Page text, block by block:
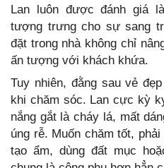
Lan luôn được đánh giá
tượng trưng cho sự sang
đặt trong nhà không chỉ
ấn tượng với khách khứa.
Tuy nhiên, đằng sau vẻ
khi chăm sóc. Lan cực kỳ
nắng gắt là cháy lá, mất
úng rễ. Muốn chăm tốt,
tạo ẩm, dùng đất mục